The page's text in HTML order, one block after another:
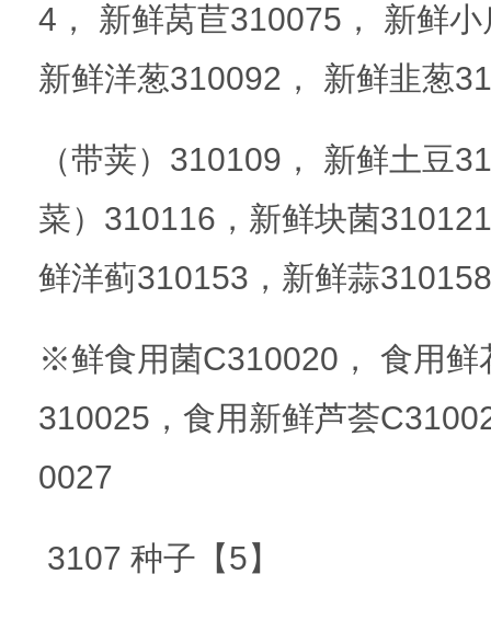
4， 新鲜莴苣310075， 新鲜
新鲜洋葱310092， 新鲜韭葱
（带荚）310109， 新鲜土豆
菜）310116，新鲜块菌
鲜洋蓟310153，新鲜蒜
※鲜食用菌C310020， 食用鲜
310025，食用新鲜芦荟
0027
3107 种子【5】